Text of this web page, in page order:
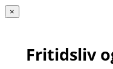
×
Fritidsliv